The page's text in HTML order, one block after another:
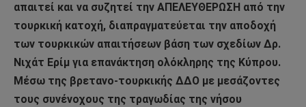
απαιτεί και να συζητεί την ΑΠΕΛΕΥΘΕΡΩΣΗ από την
τουρκική κατοχή, διαπραγματεύεται την αποδοχή
των τουρκικών απαιτήσεων βάση των σχεδίων Δρ.
Νιχάτ Ερίμ για επανάκτηση ολόκληρης της Κύπρου.
Μέσω της βρετανο-τουρκικής ΔΔΟ με μεσάζοντες
τους συνένοχους της τραγωδίας της νήσου